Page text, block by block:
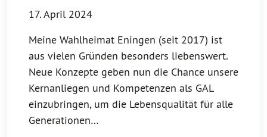
17. April 2024
Meine Wahlheimat Eningen (seit 2017) ist
aus vielen Gründen besonders liebenswert.
Neue Konzepte geben nun die Chance unsere
Kernanliegen und Kompetenzen als GAL
einzubringen, um die Lebensqualität für alle
Generationen…